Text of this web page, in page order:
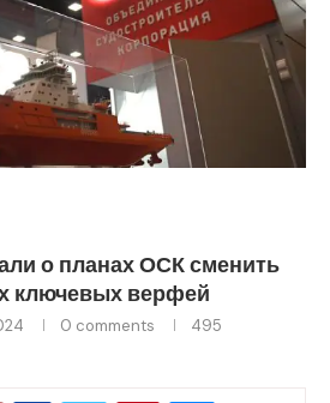
о планах ОСК сменить
ключевых верфей
0 comments
495